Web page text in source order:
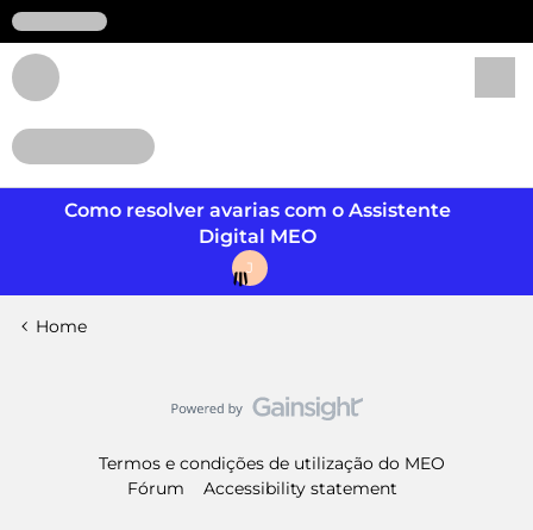
Como resolver avarias com o Assistente
Digital MEO
J
Home
Termos e condições de utilização do MEO
Fórum
Accessibility statement